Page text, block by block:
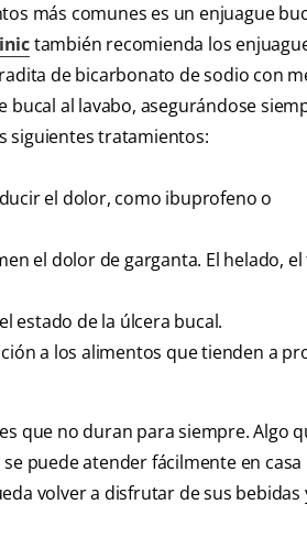
más comunes es un enjuague
también recomienda los
de bicarbonato de sodio con
bucal al lavabo, asegurándose
siguientes tratamientos:
el dolor, como ibuprofeno o
el dolor de garganta. El helado, el
estado de la úlcera bucal.
a los alimentos que tienden a
que no duran para siempre. Algo
puede atender fácilmente en casa
volver a disfrutar de sus bebidas